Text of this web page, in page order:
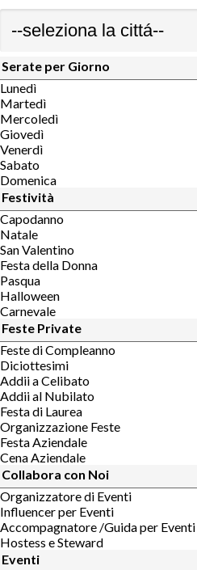
Serate per Giorno
Lunedì
Martedì
Mercoledì
Giovedì
Venerdì
Sabato
Domenica
Festività
Capodanno
Natale
San Valentino
Festa della Donna
Pasqua
Halloween
Carnevale
Feste Private
Feste di Compleanno
Diciottesimi
Addii a Celibato
Addii al Nubilato
Festa di Laurea
Organizzazione Feste
Festa Aziendale
Cena Aziendale
Collabora con Noi
Organizzatore di Eventi
Influencer per Eventi
Accompagnatore /Guida per Eventi
Hostess e Steward
Eventi